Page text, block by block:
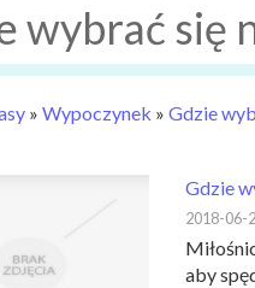
wybrać się
» Wypoczynek » Gdzie
Gdzie
2018-06-
aby